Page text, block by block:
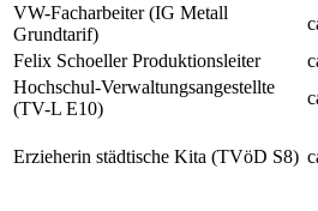
VW-Facharbeiter (IG Metall
Grundtarif)
Felix Schoeller Produktionsleiter
Hochschul-Verwaltungsangestellte
(TV-L E10)
Erzieherin städtische Kita (TVöD S8)